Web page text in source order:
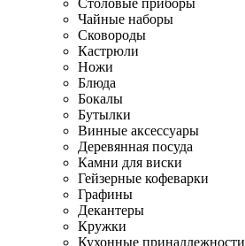
Столовые приборы
Чайные наборы
Сковороды
Кастрюли
Ножи
Блюда
Бокалы
Бутылки
Винные аксессуары
Деревянная посуда
Камни для виски
Гейзерные кофеварки
Графины
Декантеры
Кружки
Кухонные принадлежности